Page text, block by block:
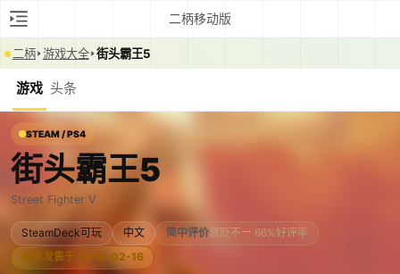
二柄移动版
二柄 游戏大全 街头霸王5
游戏 头条
STEAM / PS4
街头霸王5
Street Fighter V
SteamDeck可玩 中文 简中评价褒贬不一 66%好评率
最早发售于 2016-02-16